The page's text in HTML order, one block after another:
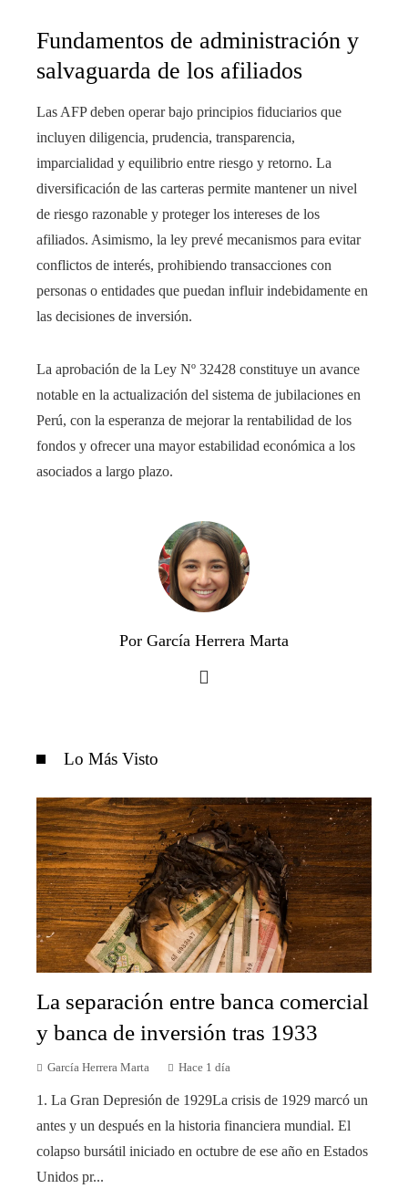
Fundamentos de administración y
salvaguarda de los afiliados
Las AFP deben operar bajo principios fiduciarios que
incluyen diligencia, prudencia, transparencia,
imparcialidad y equilibrio entre riesgo y retorno. La
diversificación de las carteras permite mantener un nivel
de riesgo razonable y proteger los intereses de los
afiliados. Asimismo, la ley prevé mecanismos para evitar
conflictos de interés, prohibiendo transacciones con
personas o entidades que puedan influir indebidamente en
las decisiones de inversión.
La aprobación de la Ley Nº 32428 constituye un avance
notable en la actualización del sistema de jubilaciones en
Perú, con la esperanza de mejorar la rentabilidad de los
fondos y ofrecer una mayor estabilidad económica a los
asociados a largo plazo.
Por García Herrera Marta
Lo Más Visto
La separación entre banca comercial
y banca de inversión tras 1933
García Herrera Marta Hace 1 día
1. La Gran Depresión de 1929La crisis de 1929 marcó un
antes y un después en la historia financiera mundial. El
colapso bursátil iniciado en octubre de ese año en Estados
Unidos pr...